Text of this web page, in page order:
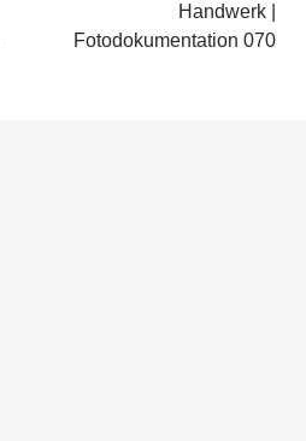
Handwerk |
Fotodokumentation 070